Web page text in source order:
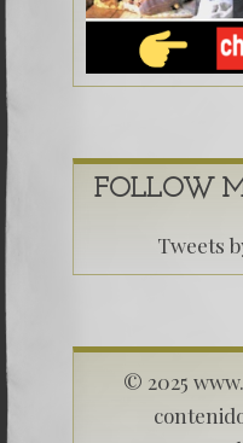
FOLLOW
Tweets
© 2025